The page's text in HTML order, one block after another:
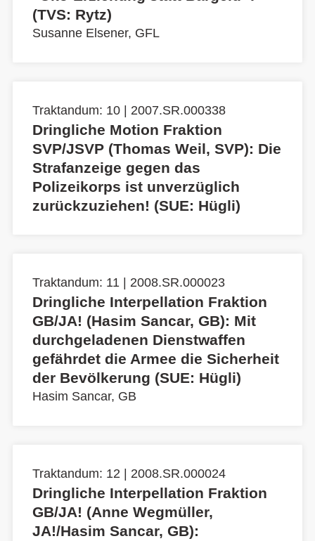
(TVS: Rytz)
Susanne Elsener, GFL
Traktandum: 10 | 2007.SR.000338
Dringliche Motion Fraktion
SVP/JSVP (Thomas Weil, SVP): Die
Strafanzeige gegen das
Polizeikorps ist unverzüglich
zurückzuziehen! (SUE: Hügli)
Traktandum: 11 | 2008.SR.000023
Dringliche Interpellation Fraktion
GB/JA! (Hasim Sancar, GB): Mit
durchgeladenen Dienstwaffen
gefährdet die Armee die Sicherheit
der Bevölkerung (SUE: Hügli)
Hasim Sancar, GB
Traktandum: 12 | 2008.SR.000024
Dringliche Interpellation Fraktion
GB/JA! (Anne Wegmüller,
JA!/Hasim Sancar, GB):